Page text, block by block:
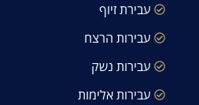
עבירת זיוף
עבירות הרצח
עבירות נשק
עבירות אלימות